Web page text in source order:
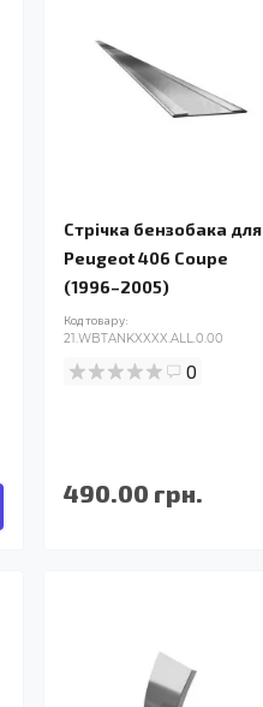
Стрічка бензобака для
Peugeot 406 Coupe
(1996–2005)
Код товару:
21.WBTANKXXXX.ALL.0.00
0
490.00 грн.